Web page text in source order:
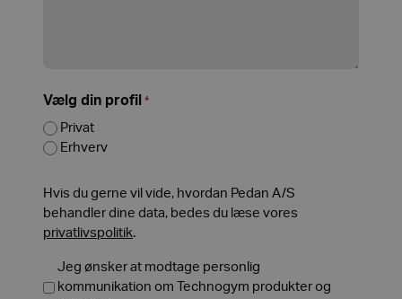
Vælg din profil *
Privat
Erhverv
Hvis du gerne vil vide, hvordan Pedan A/S
behandler dine data, bedes du læse vores
privatlivspolitik.
Jeg ønsker at modtage personlig
kommunikation om Technogym produkter og